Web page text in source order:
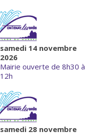
samedi 14 novembre
2026
Mairie ouverte de 8h30 à
12h
samedi 28 novembre